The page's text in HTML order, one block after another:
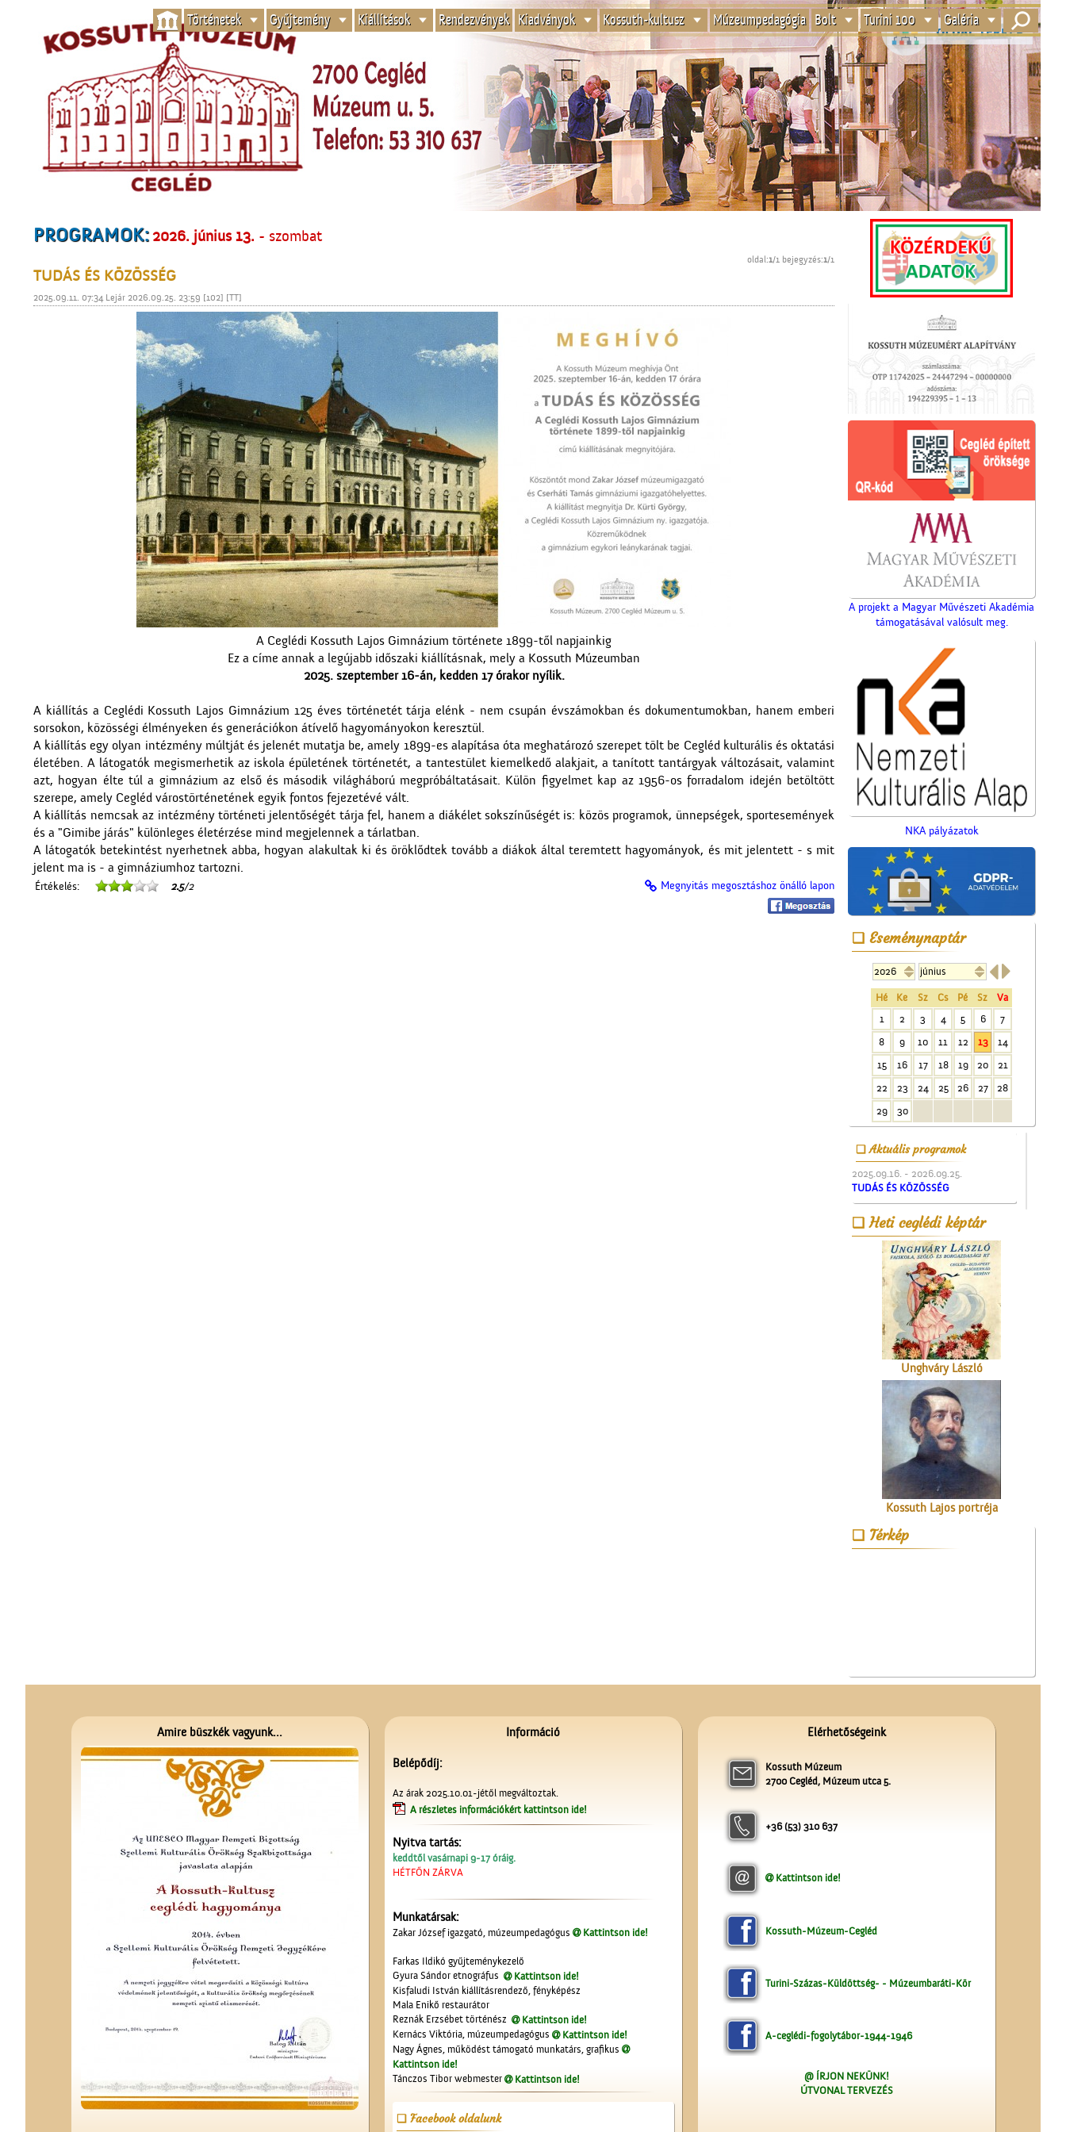
Történetek Gyűjtemény Kiállítások Rendezvények Kiadványok Kossuth-kultusz Múzeumpedagógia Bolt Turini 100 Galéria
PROGRAMOK:2026. június 13. - szombat
oldal:1/1 bejegyzés:1/1
TUDÁS ÉS KÖZÖSSÉG
2025.09.11. 07:34 Lejár 2026.09.25. 23:59 [102] [TT]
A Ceglédi Kossuth Lajos Gimnázium története 1899-től napjainkig
Ez a címe annak a legújabb időszaki kiállításnak, mely a Kossuth Múzeumban
2025. szeptember 16-án, kedden 17 órakor nyílik.
A kiállítás a Ceglédi Kossuth Lajos Gimnázium 125 éves történetét tárja elénk - nem csupán évszámokban és dokumentumokban, hanem emberi
sorsokon, közösségi élményeken és generációkon átívelő hagyományokon keresztül.
A kiállítás egy olyan intézmény múltját és jelenét mutatja be, amely 1899-es alapítása óta meghatározó szerepet tölt be Cegléd kulturális és oktatási
életében. A látogatók megismerhetik az iskola épületének történetét, a tantestület kiemelkedő alakjait, a tanított tantárgyak változásait, valamint
azt, hogyan élte túl a gimnázium az első és második világháború megpróbáltatásait. Külön figyelmet kap az 1956-os forradalom idején betöltött
szerepe, amely Cegléd várostörténetének egyik fontos fejezetévé vált.
A kiállítás nemcsak az intézmény történeti jelentőségét tárja fel, hanem a diákélet sokszínűségét is: közös programok, ünnepségek, sportesemények
és a "Gimibe járás" különleges életérzése mind megjelennek a tárlatban.
A látogatók betekintést nyerhetnek abba, hogyan alakultak ki és öröklődtek tovább a diákok által teremtett hagyományok, és mit jelentett - s mit
jelent ma is - a gimnáziumhoz tartozni.
Értékelés: 2.5/2 Megnyitás megosztáshoz önálló lapon
A projekt a Magyar Művészeti Akadémia
támogatásával valósult meg.
NKA pályázatok
Eseménynaptár

Hé Ke Sz Cs Pé Sz
Va
1
2 3 4 5 6
7
8
9 10 11 12 13
14
15
16 17 18 19 20
21
22
23 24 25 26 27
28
29
30
Aktuális programok
2025.09.16. - 2026.09.25.
TUDÁS ÉS KÖZÖSSÉG
Heti ceglédi képtár
A Gubody utcában
A Ceglédi Dózsa György
Népi Kollégium diákjai
Üzenet a harctérre
Unghváry László
árjegyzéke
Kossuth Lajos portréja
Műkedvelő színjátszók
Térkép
Amire büszkék vagyunk... Információ
Belépődíj:
Az árak 2025.10.01-jétől megváltoztak.
A részletes információkért kattintson ide!
Nyitva tartás:
keddtől vasárnapi 9-17 óráig.
HÉTFŐN ZÁRVA
Munkatársak:
Zakar József igazgató, múzeumpedagógus Kattintson ide!
Farkas Ildikó gyűjteménykezelő
Gyura Sándor etnográfus
Kattintson ide!
Kisfaludi István kiállításrendező, fényképész
Mala Enikő restaurátor
Reznák Erzsébet történész
Kattintson ide!
Kernács Viktória, múzeumpedagógus
Kattintson ide!
Nagy Ágnes, működést támogató munkatárs, grafikus
Kattintson ide!
Tánczos Tibor webmester
Kattintson ide!
Facebook oldalunk
Elérhetőségeink
Kossuth Múzeum
2700 Cegléd, Múzeum utca 5.
+36 (53) 310 637
Kattintson ide!
Kossuth-Múzeum-Cegléd
Turini-Százas-Küldöttség- - Múzeumbaráti-Kör
A-ceglédi-fogolytábor-1944-1946
@ ÍRJON NEKÜNK!
ÚTVONAL TERVEZÉS